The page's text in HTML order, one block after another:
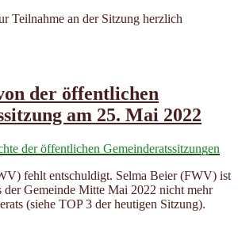
Teilnahme an der Sitzung herzlich
der öffentlichen
am 25. Mai 2022
der öffentlichen Gemeinderatssitzungen
fehlt entschuldigt. Selma Beier (FWV) ist
der Gemeinde Mitte Mai 2022 nicht mehr
(siehe TOP 3 der heutigen Sitzung).